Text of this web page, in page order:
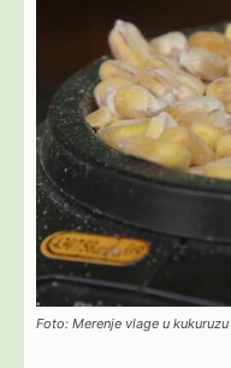
Foto: Merenje vlage u